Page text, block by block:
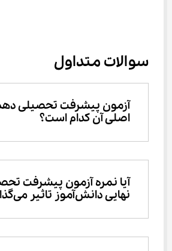
سوالات متداول
آزمون پیشرفت تحصیلی
اصلی آن کدام است؟
آیا نمره آزمون پیشرفت
نهایی دانش‌آموز تاثیر می‌گذارد؟